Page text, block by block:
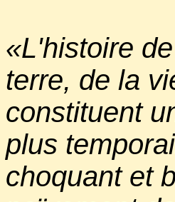
«L'histoire
terre, de la
constituent
plus
choquant et